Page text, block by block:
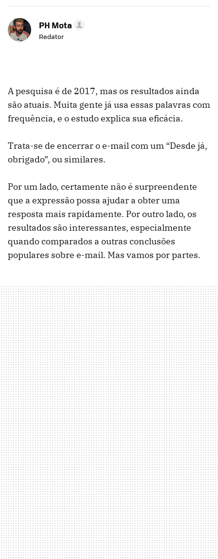
PH Mota
Redator
A pesquisa é de 2017, mas os resultados ainda
são atuais. Muita gente já usa essas palavras com
frequência, e o estudo explica sua eficácia.
Trata-se de encerrar o e-mail com um “Desde já,
obrigado”, ou similares.
Por um lado, certamente não é surpreendente
que a expressão possa ajudar a obter uma
resposta mais rapidamente. Por outro lado, os
resultados são interessantes, especialmente
quando comparados a outras conclusões
populares sobre e-mail. Mas vamos por partes.